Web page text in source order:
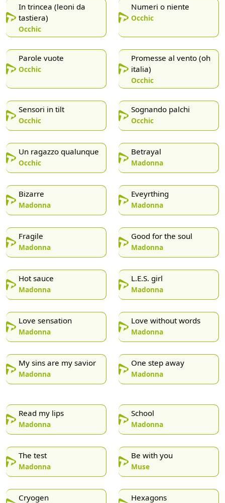
In trincea (leoni da
tastiera)
Occhic
Numeri o niente
Occhic
Parole vuote
Occhic
Promesse al vento (oh
italia)
Occhic
Sensori in tilt
Occhic
Sognando palchi
Occhic
Un ragazzo qualunque
Occhic
Betrayal
Madonna
Bizarre
Madonna
Eveyrthing
Madonna
Fragile
Madonna
Good for the soul
Madonna
Hot sauce
Madonna
L.E.S. girl
Madonna
Love sensation
Madonna
Love without words
Madonna
My sins are my savior
Madonna
One step away
Madonna
Read my lips
Madonna
School
Madonna
The test
Madonna
Be with you
Muse
Cryogen Hexagons